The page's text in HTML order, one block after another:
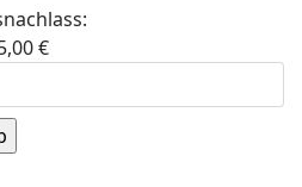
€